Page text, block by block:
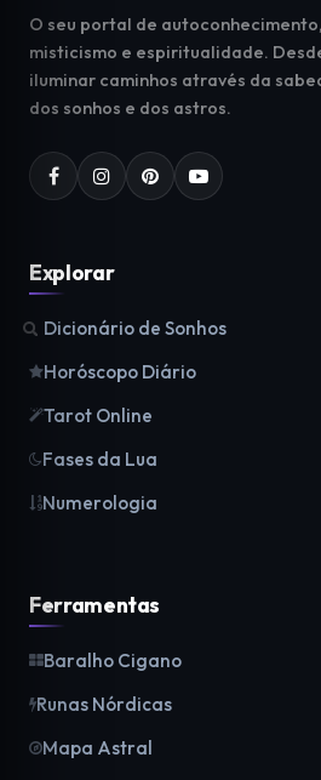
O seu portal de autoconhecimento,
misticismo e espiritualidade.
iluminar caminhos através da
dos sonhos e dos astros.
Explorar
Dicionário de Sonhos
Horóscopo Diário
Tarot Online
Fases da Lua
Numerologia
Ferramentas
Baralho Cigano
Runas Nórdicas
Mapa Astral